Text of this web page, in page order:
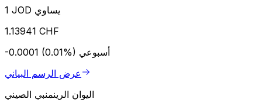
1 JOD يساوي
1.13941 CHF
-0.0001 (0.01%) أسبوعي
عرض الرسم البياني
اليوان الرينمنبي الصيني